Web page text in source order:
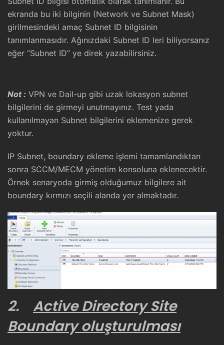
ekranda bu iki bilginin (Network ve Subnet Mask)
girilmesindeki amaç Subnet ID bilgisinin
tanımlanmasıdır. Ağınızdaki Subnet ID leri biliyorsanız
eğer “Subnet ID” ye direk yazabilirsiniz.
Not : VPN ve Dail-up gibi uzak lokasyon subnet
bilgilerini de girmeyi unutmayınız. Test yada
kullanılmayan Subnet bilgilerini eklemenize gerek
yoktur.
IP Subnet, boundary ekleme işlemi tamamlandıktan
sonra SCCM/MECM yönetim konsoluna eklenecektir.
Örnek senaryoda girmiş olduğumuz bilgilere ait
boundary kırmızı seçili alanda yer almaktadır.
2. Active Directory Site
Boundary oluşturulması